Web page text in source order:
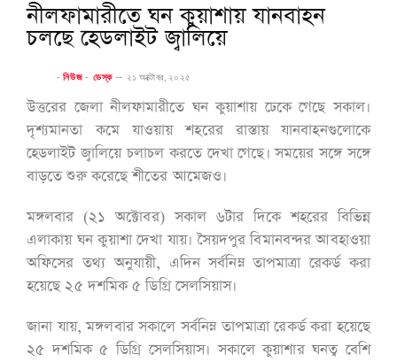
নীলফামারীতে ঘন কুয়াশায় যানবাহন
চলছে হেডলাইট জ্বালিয়ে
-নিউজ - ডেস্ক -- ২১ অক্টোবর, ২০২৫
উত্তরের জেলা নীলফামারীতে ঘন কুয়াশায় ঢেকে গেছে সকাল।
দৃশ্যমানতা কমে যাওয়ায় শহরের রাস্তায় যানবাহনগুলোকে
হেডলাইট জ্বালিয়ে চলাচল করতে দেখা গেছে। সময়ের সঙ্গে সঙ্গে
বাড়তে শুরু করেছে শীতের আমেজও।
মঙ্গলবার (২১ অক্টোবর) সকাল ৬টার দিকে শহরের বিভিন্ন
এলাকায় ঘন কুয়াশা দেখা যায়। সৈয়দপুর বিমানবন্দর আবহাওয়া
অফিসের তথ্য অনুযায়ী, এদিন সর্বনিম্ন তাপমাত্রা রেকর্ড করা
হয়েছে ২৫ দশমিক ৫ ডিগ্রি সেলসিয়াস।
জানা যায়, মঙ্গলবার সকালে সর্বনিম্ন তাপমাত্রা রেকর্ড করা হয়েছে
২৫ দশমিক ৫ ডিগ্রি সেলসিয়াস। সকালে কুয়াশার ঘনত্ব বেশি